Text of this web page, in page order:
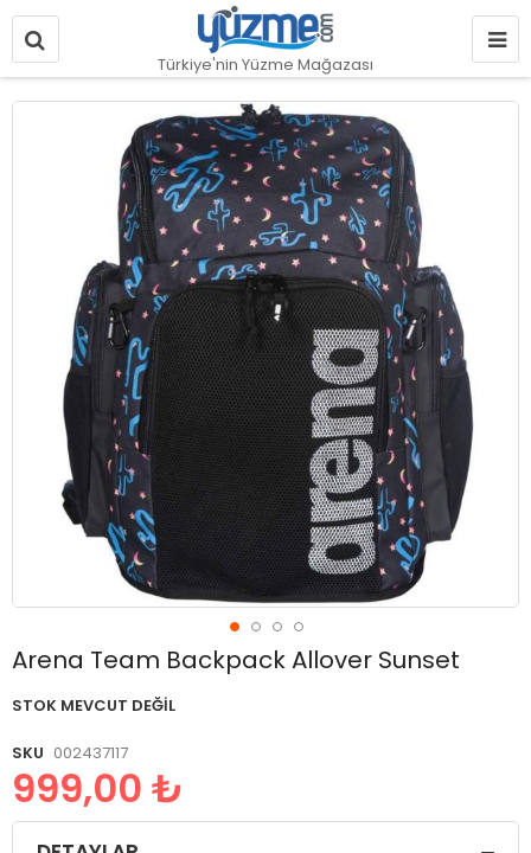
Türkiye'nin Yüzme Mağazası
Arena Team Backpack Allover Sunset
STOK MEVCUT DEĞIL
SKU 002437117
999,00 ₺
Resim
Resim
başlangıcına